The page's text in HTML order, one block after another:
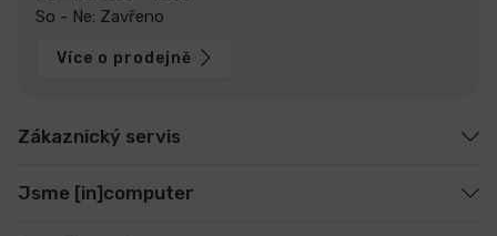
So - Ne: Zavřeno
Více o prodejně
Zákaznický servis
Jsme [in]computer